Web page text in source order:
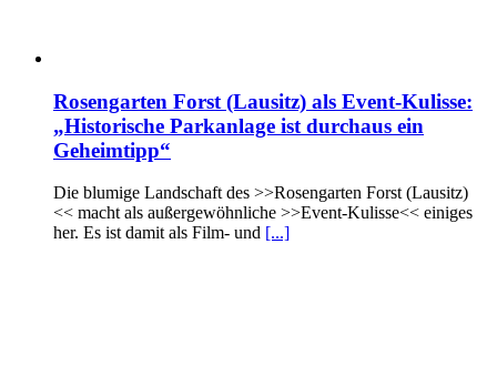
Rosengarten Forst (Lausitz) als Event-Kulisse:
„Historische Parkanlage ist durchaus ein
Geheimtipp“
Die blumige Landschaft des >>Rosengarten Forst (Lausitz)
<< macht als außergewöhnliche >>Event-Kulisse<< einiges
her. Es ist damit als Film- und [...]